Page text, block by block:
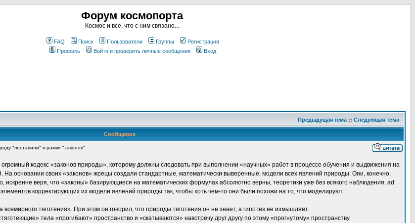
Форум космопорта
Космос и все, что с ним связано...
FAQ Поиск Пользователи Группы
Регистрация
Профиль
Войти и проверить личные сообщения Вход
Предыдущая тема :: Следующая тема
Сообщение
"поставили" в рамки "законов"
кодекс «законов природы», которому должны следовать при выполнении «научных» работ в процессе обучения и выдвижения на
На основании своих «законов» жрецы создали стандартные, математически выверенные, модели всех явлений природы. Они, конечно,
искренне веря, что «законы» базирующиеся на математических формулах абсолютно верны, теоретики уже без всякого наблюдения, ad
корректирующих их модели явлений природы так, чтобы хоть чем-то они были похожи на то, что моделируют.
тяготения». При этом он говорил, что природы тяготения он не знает, а гипотез не измышляет.
тела «прогибают» пространство и «скатываются» навстречу друг другу по этому «прогнутому» пространству.